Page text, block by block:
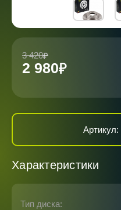
3 420
2 980
Артикул:
Характеристики
Тип диска: